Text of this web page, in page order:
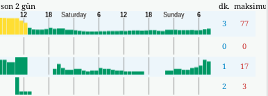
son 2 gün dk.
3 77
0
0
1
17
2
3